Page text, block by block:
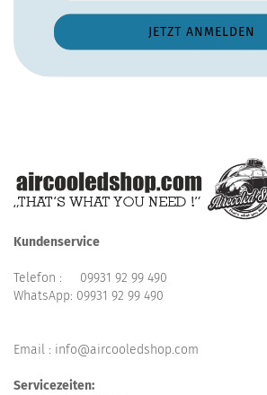
Kundenservice
Telefon : 09931 92 99 490
WhatsApp: 09931 92 99 490
Email : info@aircooledshop.com
Servicezeiten: